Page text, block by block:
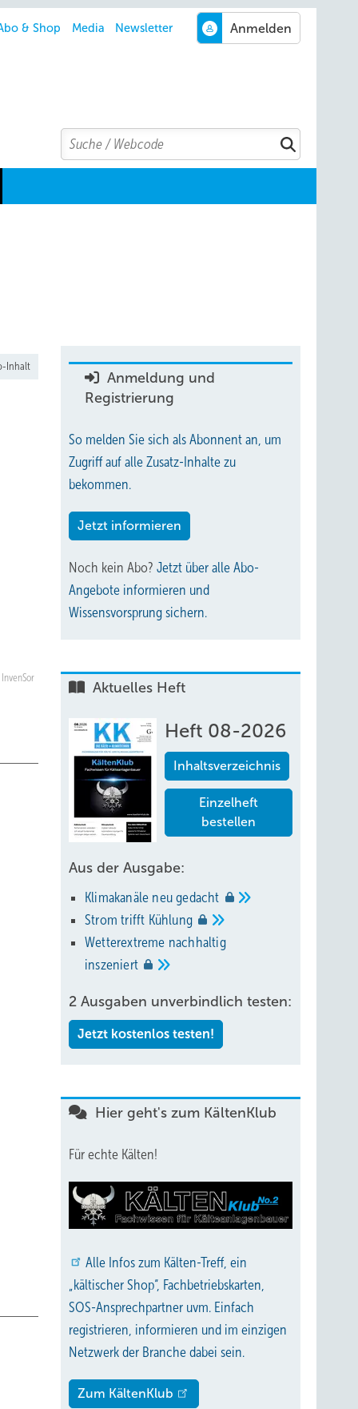
& Shop Media Newsletter
Search
Suchen
Inhalt
InvenSor
pro
den
auf
Anmeldung und
Registrierung
So melden Sie sich als Abonnent an, um
Zugriff auf alle Zusatz-Inhalte zu
bekommen.
Jetzt informieren
Noch kein Abo? Jetzt über alle Abo-
Angebote informieren und
Wissensvorsprung sichern.
Aktuelles Heft
Heft 08-2026
Inhaltsverzeichnis
Einzelheft
bestellen
Aus der Ausgabe:
Klimakanäle neugedacht
Strom trifft Kühlung
Wetterextreme nachhaltig
inszeniert
2 Ausgaben unverbindlich testen:
Jetzt kostenlos testen!
Hier geht's zum KältenKlub
Für echte Kälten!
Alle Infos zum Kälten-Treff, ein
„kältischer Shop“, Fachbetriebskarten,
SOS-Ansprechpartner uvm. Einfach
registrieren, informieren und im einzigen
Netzwerk der Branche dabei sein.
Zum KältenKlub